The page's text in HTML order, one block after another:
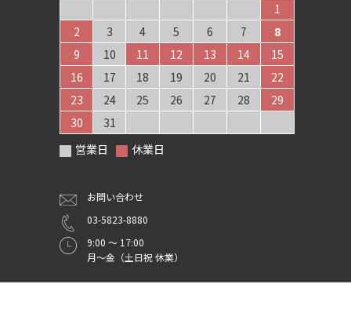
1
2
3 4 5 6 7
8
9
10 11 12 13 14
15
16
17 18 19 20 21
22
23
24 25 26 27 28
29
30
31
営業日
休業日
お問い合わせ
03-5823-8880
9:00 ～ 17:00
月～金（土日祝 休業）